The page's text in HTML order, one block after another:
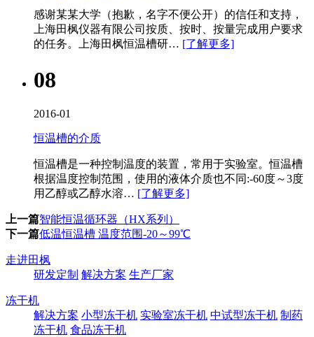
感谢某某大学（抱歉，名字不便公开）的信任和支持，
上海田枫仪器有限公司按质、按时、按量完成用户要求
的任务。上海田枫恒温槽研… [了解更多]
08
2016-01
恒温槽的介质
恒温槽​是一种控制温度的装置，常用于实验室。恒温槽
根据温度控制范围，使用的液体介质也不同:-60度～3度
用乙醇或乙醇水溶… [了解更多]
上一篇智能恒温循环器（HX系列）
下一篇低温恒温槽 温度范围-20～99℃
走进田枫
研发定制 解决方案 生产厂家
冻干机
解决方案 小型冻干机 实验室冻干机 中试型冻干机 制药
冻干机 食品冻干机